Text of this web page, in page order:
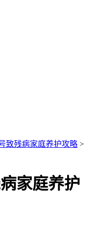
致残病家庭养护攻略 >
家庭养护